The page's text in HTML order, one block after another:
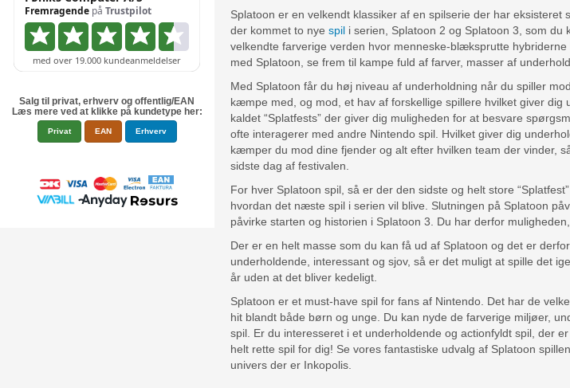
Salg til privat, erhverv og offentlig/EAN
Læs mere ved at klikke på kundetype her:
Privat EAN Erhverv
Splatoon er en velkendt klassiker af en spilserie der har
der kommet to nye spili serien, Splatoon 2 og Splatoon 3, som du
velkendte farverige verden hvor menneske-blæksprutte
med Splatoon, se frem til kampe fuld af farver, masser af
Med Splatoon får du høj niveau af underholdning når du spiller
kæmpe med, og mod, et hav af forskellige spillere hvilket giver
kaldet “Splatfests” der giver dig muligheden for at besvare
ofte interagerer med andre Nintendo spil. Hvilket giver dig
kæmper du mod dine fjender og alt efter hvilken team der vinder,
sidste dag af festivalen.
For hver Splatoon spil, så er der den sidste og helt store
hvordan det næste spil i serien vil blive. Slutningen på Splatoon
påvirke starten og historien i Splatoon 3. Du har derfor
Der er en helt masse som du kan få ud af Splatoon og det er
underholdende, interessant og sjov, så er det muligt at spille det
år uden at det bliver kedeligt.
Splatoon er et must-have spil for fans af Nintendo. Det har de
hit blandt både børn og unge. Du kan nyde de farverige miljøer,
spil. Er du interesseret i et underholdende og actionfyldt spil, der
helt rette spil for dig! Se vores fantastiske udvalg af Splatoon
univers der er Inkopolis.